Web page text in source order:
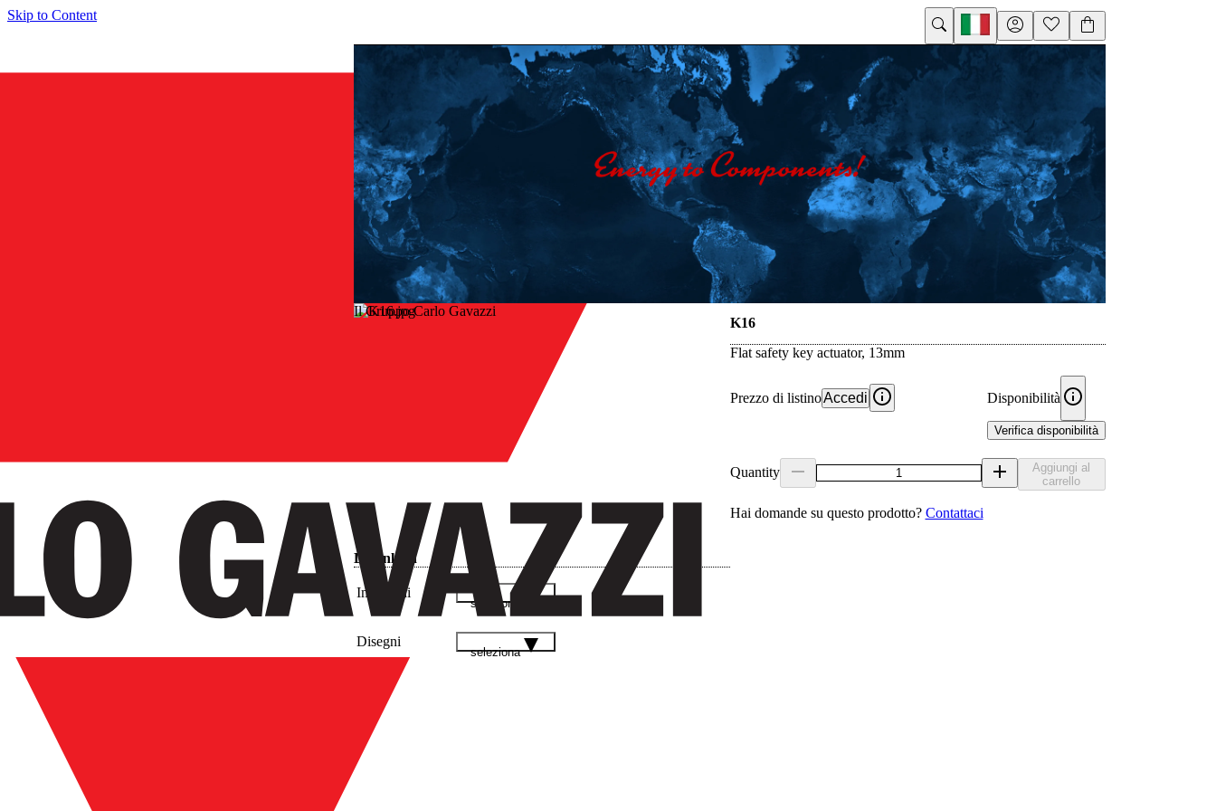
Skip to Content
Il Gruppo Carlo Gavazzi
K16
Flat safety key actuator, 13mm
Prezzo di listinoAccedi Disponibilità
Verifica disponibilità
Quantity
Aggiungi al
carrello
Hai domande su questo prodotto? Contattaci
Download
Immagini
seleziona
Disegni
seleziona